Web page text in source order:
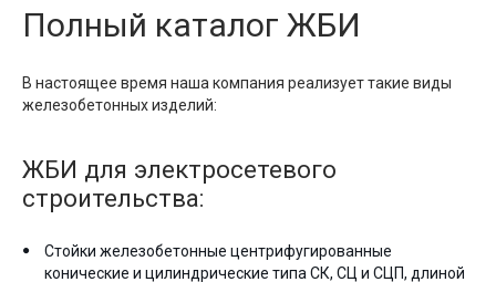
Полный каталог ЖБИ
В настоящее время наша компания реализует такие виды
железобетонных изделий:
ЖБИ для электросетевого
строительства:
Стойки железобетонные центрифугированные
конические и цилиндрические типа СК, СЦ и СЦП, длиной